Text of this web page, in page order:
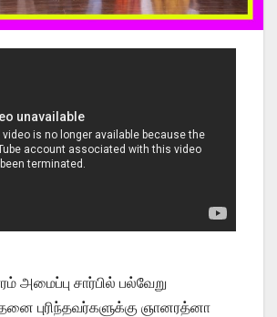
அமைப்பு சார்பில் பல்வேறு
புரிந்தவர்களுக்கு ஞானரத்னா